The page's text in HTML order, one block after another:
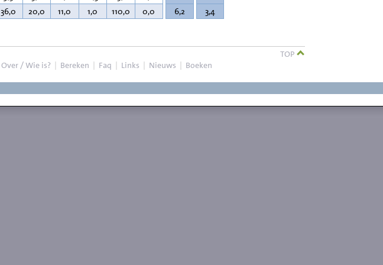
36,0 20,0 11,0 1,0 110,0 0,0 6,2 3,4
TOP
Over / Wie is? | Bereken | Faq | Links | Nieuws | Boeken